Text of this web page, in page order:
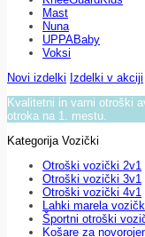
Mast
Nuna
UPPABaby
Voksi
Novi izdelki Izdelki v akciji
Kvalitetni in varni otroški
otroka na 1. mestu.
Kategorija Vozički
Otroški vozički 2v1
Otroški vozički 3v1
Otroški vozički 4v1
Lahki marela
Športni otroški
Košare za